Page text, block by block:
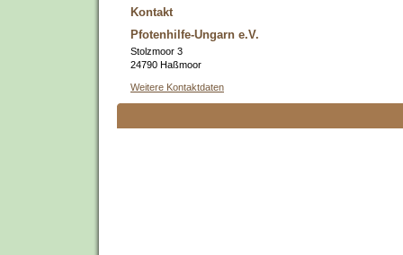
Kontakt
Pfotenhilfe-Ungarn e.V.
Stolzmoor 3
24790 Haßmoor
Weitere Kontaktdaten